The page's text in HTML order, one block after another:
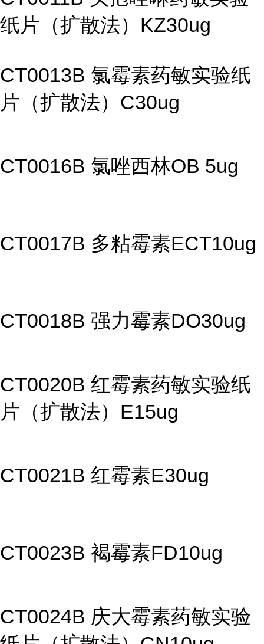
纸片（扩散法）KZ30ug
CT0013B 氯霉素药敏实验纸
片（扩散法）C30ug
CT0016B 氯唑西林OB 5ug
CT0017B 多粘霉素ECT10ug
CT0018B 强力霉素DO30ug
CT0020B 红霉素药敏实验纸
片（扩散法）E15ug
CT0021B 红霉素E30ug
CT0023B 褐霉素FD10ug
CT0024B 庆大霉素药敏实验